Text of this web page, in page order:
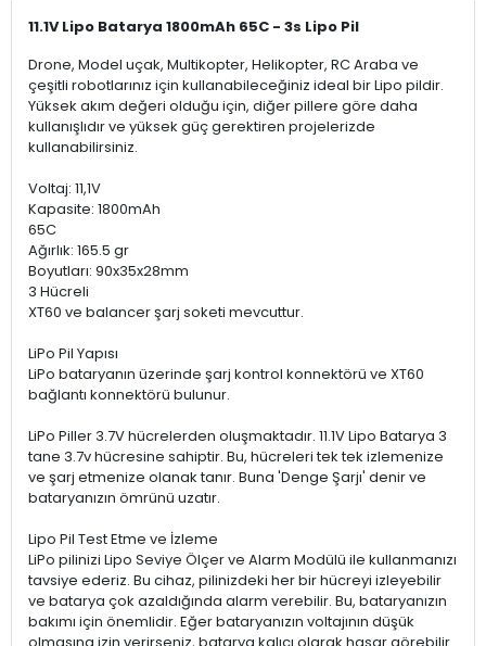
11.1V Lipo Batarya 1800mAh 65C - 3s Lipo Pil
Drone, Model uçak, Multikopter, Helikopter, RC Araba ve
çeşitli robotlarınız için kullanabileceğiniz ideal bir Lipo pildir.
Yüksek akım değeri olduğu için, diğer pillere göre daha
kullanışlıdır ve yüksek güç gerektiren projelerizde
kullanabilirsiniz.
Voltaj: 11,1V
Kapasite: 1800mAh
65C
Ağırlık: 165.5 gr
Boyutları: 90x35x28mm
3 Hücreli
XT60 ve balancer şarj soketi mevcuttur.
LiPo Pil Yapısı
LiPo bataryanın üzerinde şarj kontrol konnektörü ve XT60
bağlantı konnektörü bulunur.
LiPo Piller 3.7V hücrelerden oluşmaktadır. 11.1V Lipo Batarya 3
tane 3.7v hücresine sahiptir. Bu, hücreleri tek tek izlemenize
ve şarj etmenize olanak tanır. Buna 'Denge Şarjı' denir ve
bataryanızın ömrünü uzatır.
Lipo Pil Test Etme ve İzleme
LiPo pilinizi Lipo Seviye Ölçer ve Alarm Modülü ile kullanmanızı
tavsiye ederiz. Bu cihaz, pilinizdeki her bir hücreyi izleyebilir
ve batarya çok azaldığında alarm verebilir. Bu, bataryanızın
bakımı için önemlidir. Eğer bataryanızın voltajının düşük